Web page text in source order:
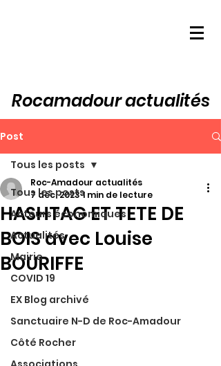
Rocamadour actualités
Post
Tous les posts
Acteurs économiques
Actualités
Mairie
COVID 19
EX Blog archivé
Sanctuaire N-D de Roc-Amadour
Côté Rocher
Tous les posts
HASHTAG ET TETE DE
BOIS avec Louise
BOURIFFE
Roc-Amadour actualités
7 déc. 2023 1 min de lecture